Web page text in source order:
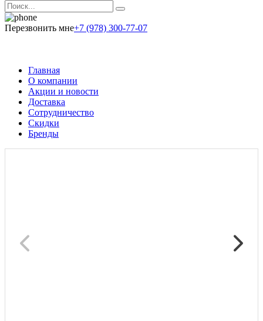
Перезвонить мне+7 (978) 300-77-07
Главная
О компании
Акции и новости
Доставка
Сотрудничество
Скидки
Бренды